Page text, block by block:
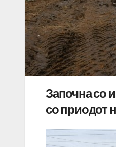
Започна со
со приодот